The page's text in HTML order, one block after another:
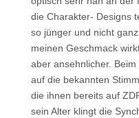
die Charakter- Designs
so jünger und nicht
meinen Geschmack
aber ansehnlicher.
auf die bekannten
die ihnen bereits auf
sein Alter klingt die